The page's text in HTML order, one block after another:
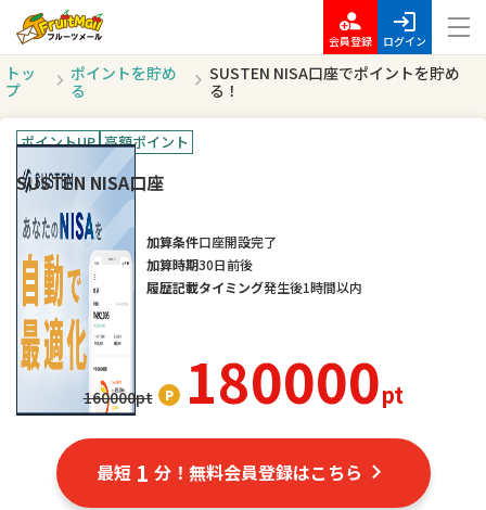
会員登録 ログイン
トッ
プ
ポイントを貯め
る
SUSTEN NISA口座でポイントを貯め
る！
ポイントUP 高額ポイント
SUSTEN NISA口座
160000pt 180000pt
加算条件口座開設完了
加算時期30日前後
履歴記載タイミング発生後1時間以内
最短 1 分！無料会員登録はこちら